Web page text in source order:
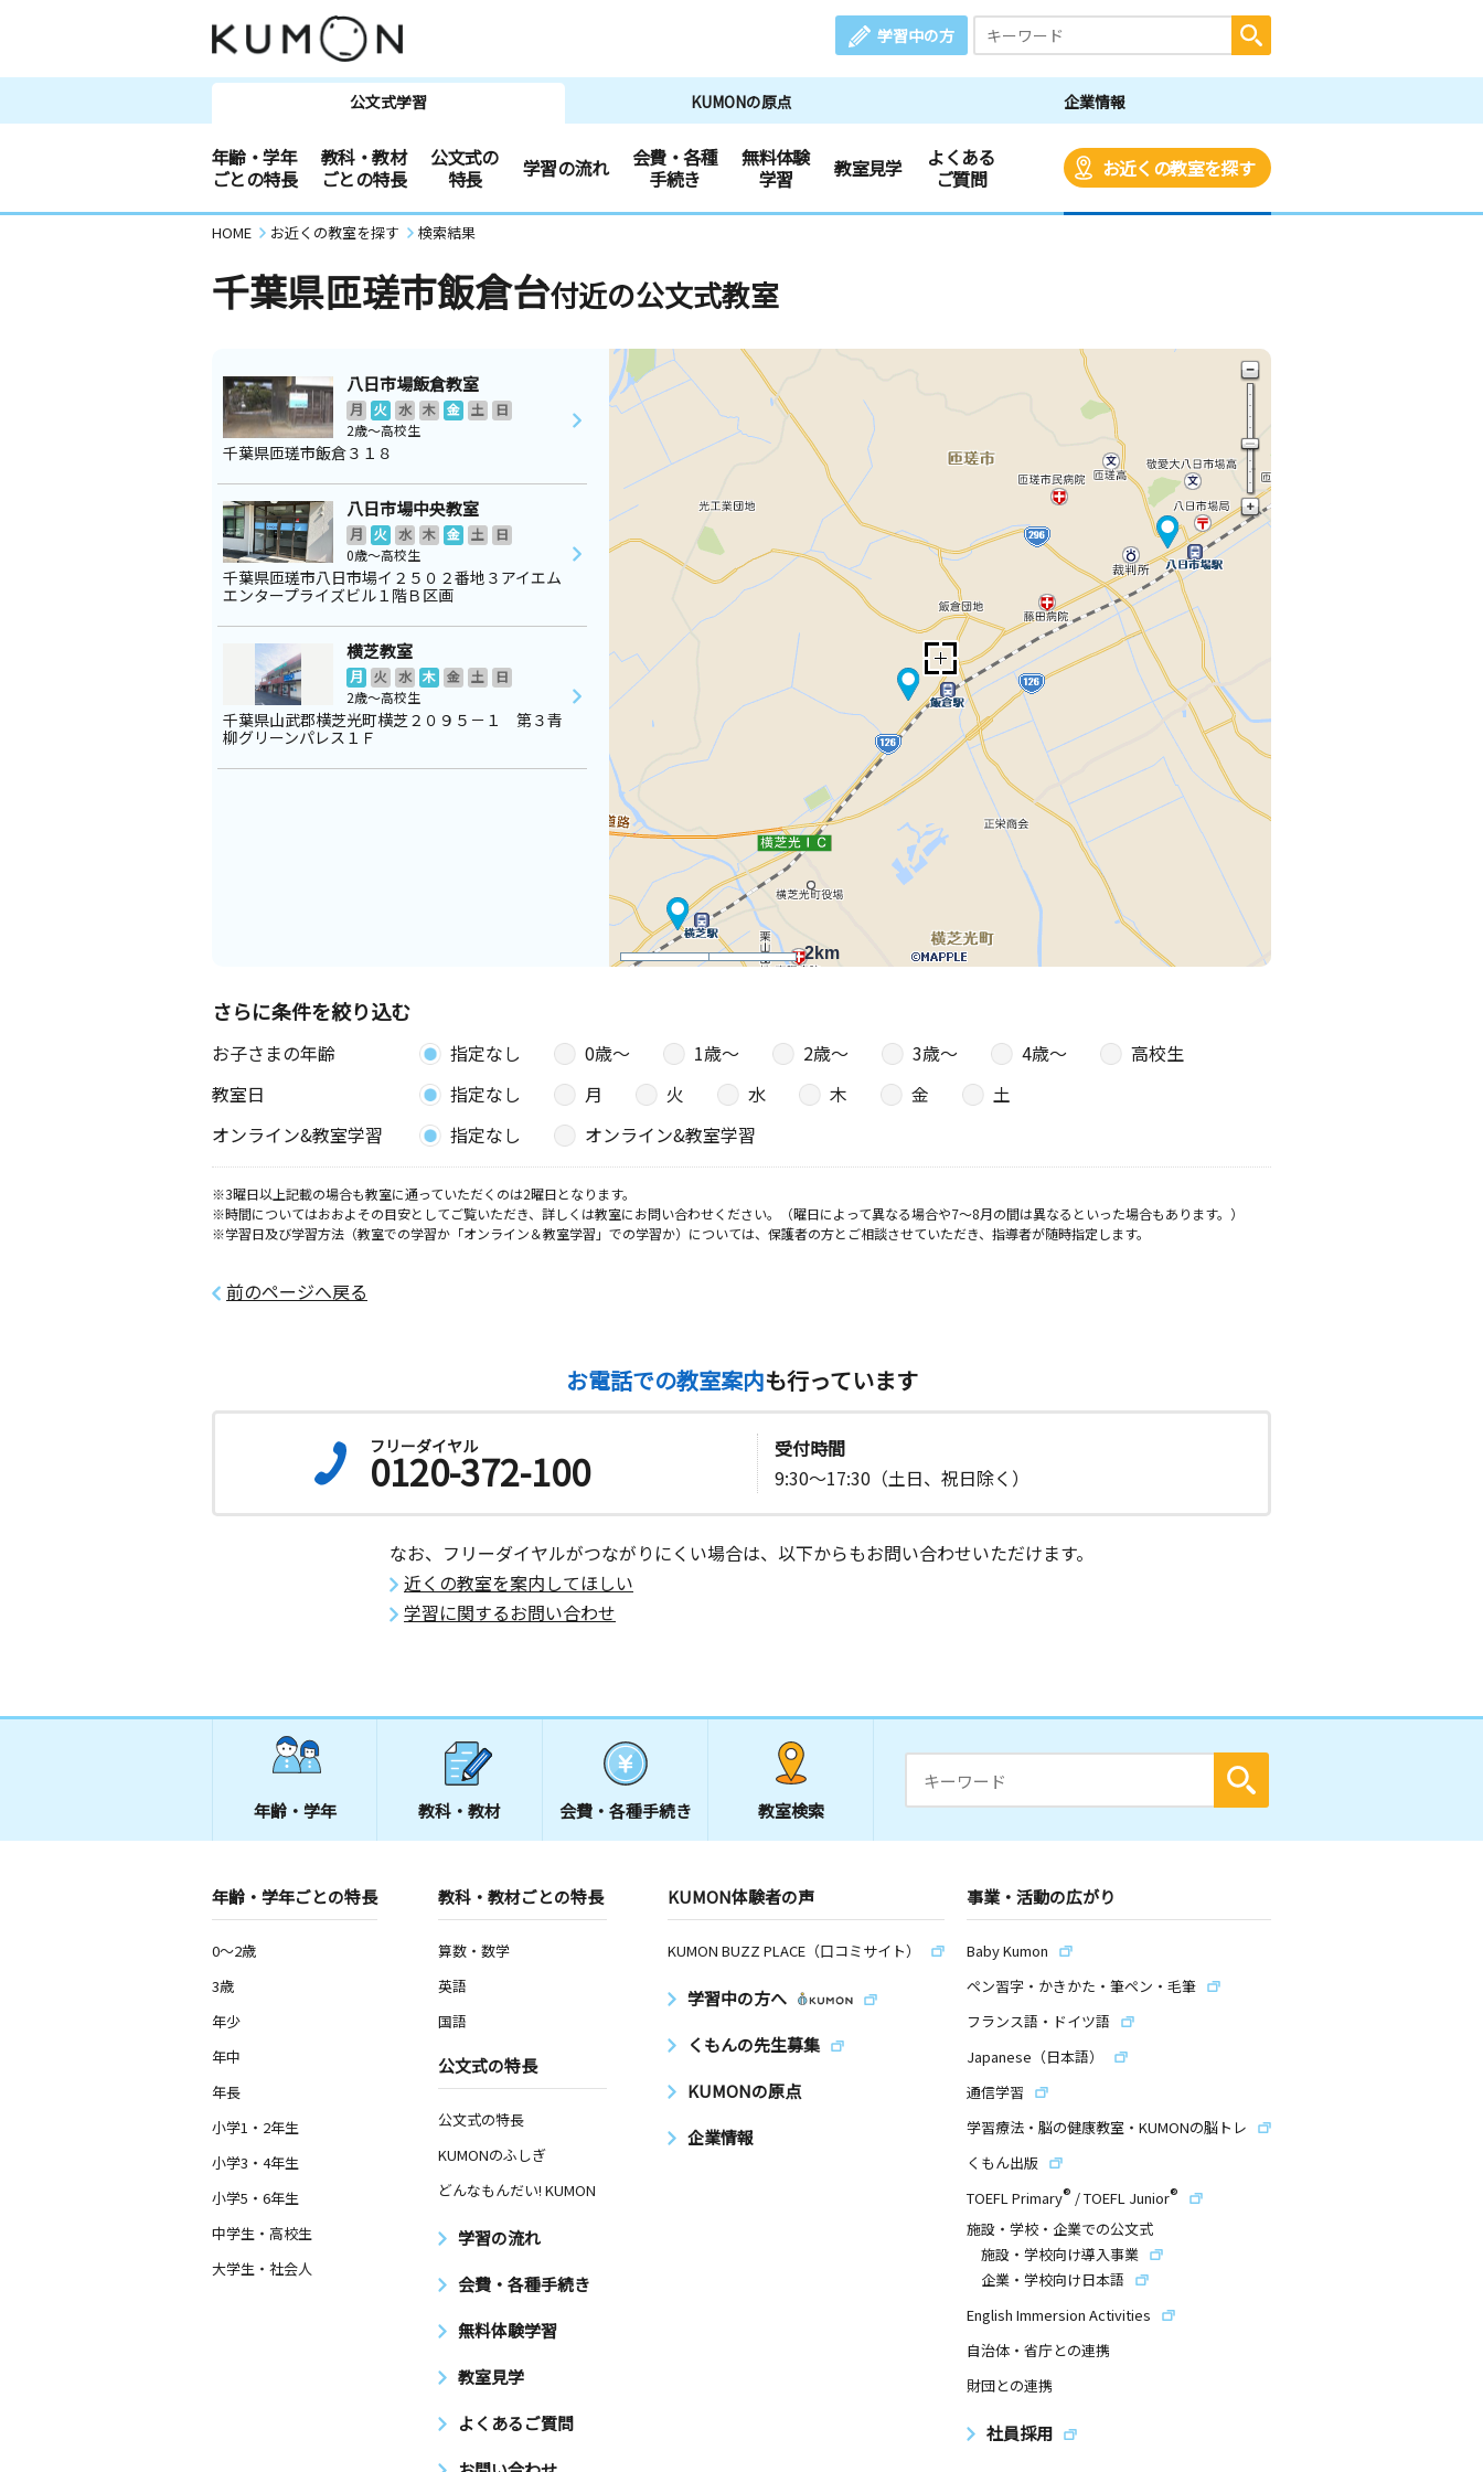
学習中の方
公文式学習 KUMONの原点 企業情報
年齢・学年
ごとの特長
教科・教材
ごとの特長
公文式の
特長
学習の流れ
会費・各種
手続き
無料体験
学習
教室見学
よくある
ご質問
お近くの教室を探す
HOME お近くの教室を探す 検索結果
千葉県匝瑳市飯倉台付近の公文式教室
2km
八日市場飯倉教室
月 火 水 木 金 土
日
2歳～高校生
千葉県匝瑳市飯倉３１８
八日市場中央教室
月 火 水 木 金 土
日
0歳～高校生
千葉県匝瑳市八日市場イ２５０２番地３アイエム
エンタープライズビル１階Ｂ区画
横芝教室
月 火 水 木 金 土
日
2歳～高校生
千葉県山武郡横芝光町横芝２０９５－１ 第３青
柳グリーンパレス１Ｆ
さらに条件を絞り込む
お子さまの年齢 指定なし 0歳〜 1歳〜 2歳〜 3歳〜 4歳〜
高校生
教室日
指定なし 月 火 水 木 金
土
オンライン&教室学習
指定なし オンライン&教室学習
※3曜日以上記載の場合も教室に通っていただくのは2曜日となります。
※時間についてはおおよその目安としてご覧いただき、詳しくは教室にお問い合わせください。（曜日によって異なる場合や7～8月の間は異なるといった場合もあります。）
※学習日及び学習方法（教室での学習か「オンライン＆教室学習」での学習か）については、保護者の方とご相談させていただき、指導者が随時指定します。
前のページへ戻る
お電話での教室案内も行っています
フリーダイヤル
0120-372-100
受付時間
9:30～17:30（土日、祝日除く）
なお、フリーダイヤルがつながりにくい場合は、以下からもお問い合わせいただけます。
近くの教室を案内してほしい
学習に関するお問い合わせ
年齢・学年 教科・教材 会費・ 各種手続き 教室検索
年齢・学年ごとの特長
0～2歳
3歳
年少
年中
年長
小学1・2年生
小学3・4年生
小学5・6年生
中学生・高校生
大学生・社会人
教科・教材ごとの特長
算数・数学
英語
国語
公文式の特長
公文式の特長
KUMONのふしぎ
どんなもんだい! KUMON
学習の流れ
会費・各種手続き
無料体験学習
教室見学
よくあるご質問
KUMON体験者の声
KUMON BUZZ PLACE（口コミサイト）
学習中の方へ
くもんの先生募集
KUMONの原点
企業情報
事業・活動の広がり
Baby Kumon
ペン習字・かきかた・筆ペン・毛筆
フランス語・ドイツ語
Japanese（日本語）
通信学習
学習療法・脳の健康教室・KUMONの脳トレ
くもん出版
TOEFL Primary® /TOEFL Junior®
施設・学校・企業での公文式
施設・学校向け導入事業
企業・学校向け日本語
English Immersion Activities
自治体・省庁との連携
財団との連携
社員採用